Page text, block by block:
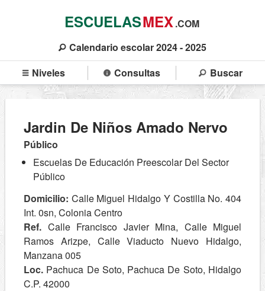
ESCUELASMEX.COM
Calendario escolar 2024 - 2025
Niveles
Consultas Buscar
Jardin De Niños Amado Nervo
Público
Escuelas De Educación Preescolar Del Sector
Público
Domicilio: Calle Miguel Hidalgo Y Costilla No. 404
Int. 0sn, Colonia Centro
Ref. Calle Francisco Javier Mina, Calle Miguel
Ramos Arizpe, Calle Viaducto Nuevo Hidalgo,
Manzana 005
Loc. Pachuca De Soto, Pachuca De Soto, Hidalgo
C.P. 42000